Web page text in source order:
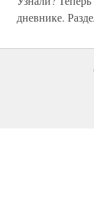
дневнике.